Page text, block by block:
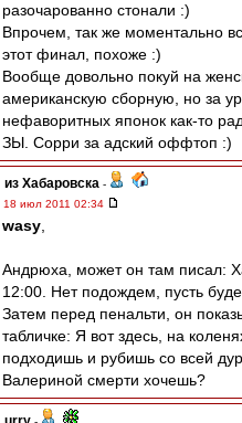
разочарованно стонали :)
Впрочем, так же моментально
этот финал, похоже :)
Вообще довольно покуй на
американскую сборную, но за
нефаворитных японок как-то
ЗЫ. Сорри за адский оффтоп :)
из Хабаровска -
18 июл 2011 02:34
wasy
Андрюха, может он там писал:
12:00. Нет подождем, пусть
Затем перед пенальти, он
табличке: Я вот здесь, на
подходишь и рубишь со всей
Валериной смерти хочешь?